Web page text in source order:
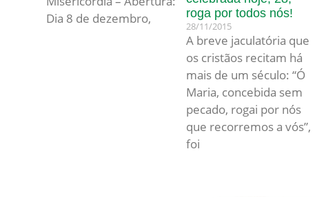
Dia 8 de dezembro,
roga por todos nós!
28/11/2015
A breve jaculatória que
os cristãos recitam há
mais de um século: “Ó
Maria, concebida sem
pecado, rogai por nós
que recorremos a vós”,
foi